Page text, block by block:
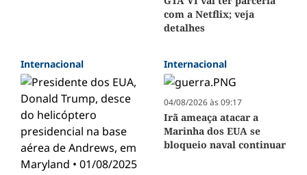
com a Netflix; veja
detalhes
Internacional Internacional
04/08/2026 às 09:17
Irã ameaça atacar a
Marinha dos EUA se
bloqueio naval continuar